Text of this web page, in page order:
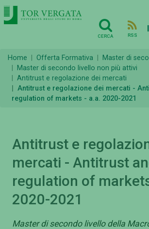
CERCA RSS
Home Offerta Formativa
Master di
Master di secondo livello non più attivi
Antitrust e regolazione dei mercati
Antitrust e regolazione dei mercati -
regulation of markets - a.a. 2020-2021
Antitrust e
mercati - Antitrust
regulation of
2020-2021
Master di secondo livello della